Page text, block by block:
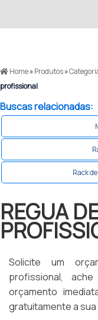
Home»Produtos»
profissional
Buscas relacionadas:
Rack
REGUA
Solicite um
profissional,
orçamento
gratuitamente a